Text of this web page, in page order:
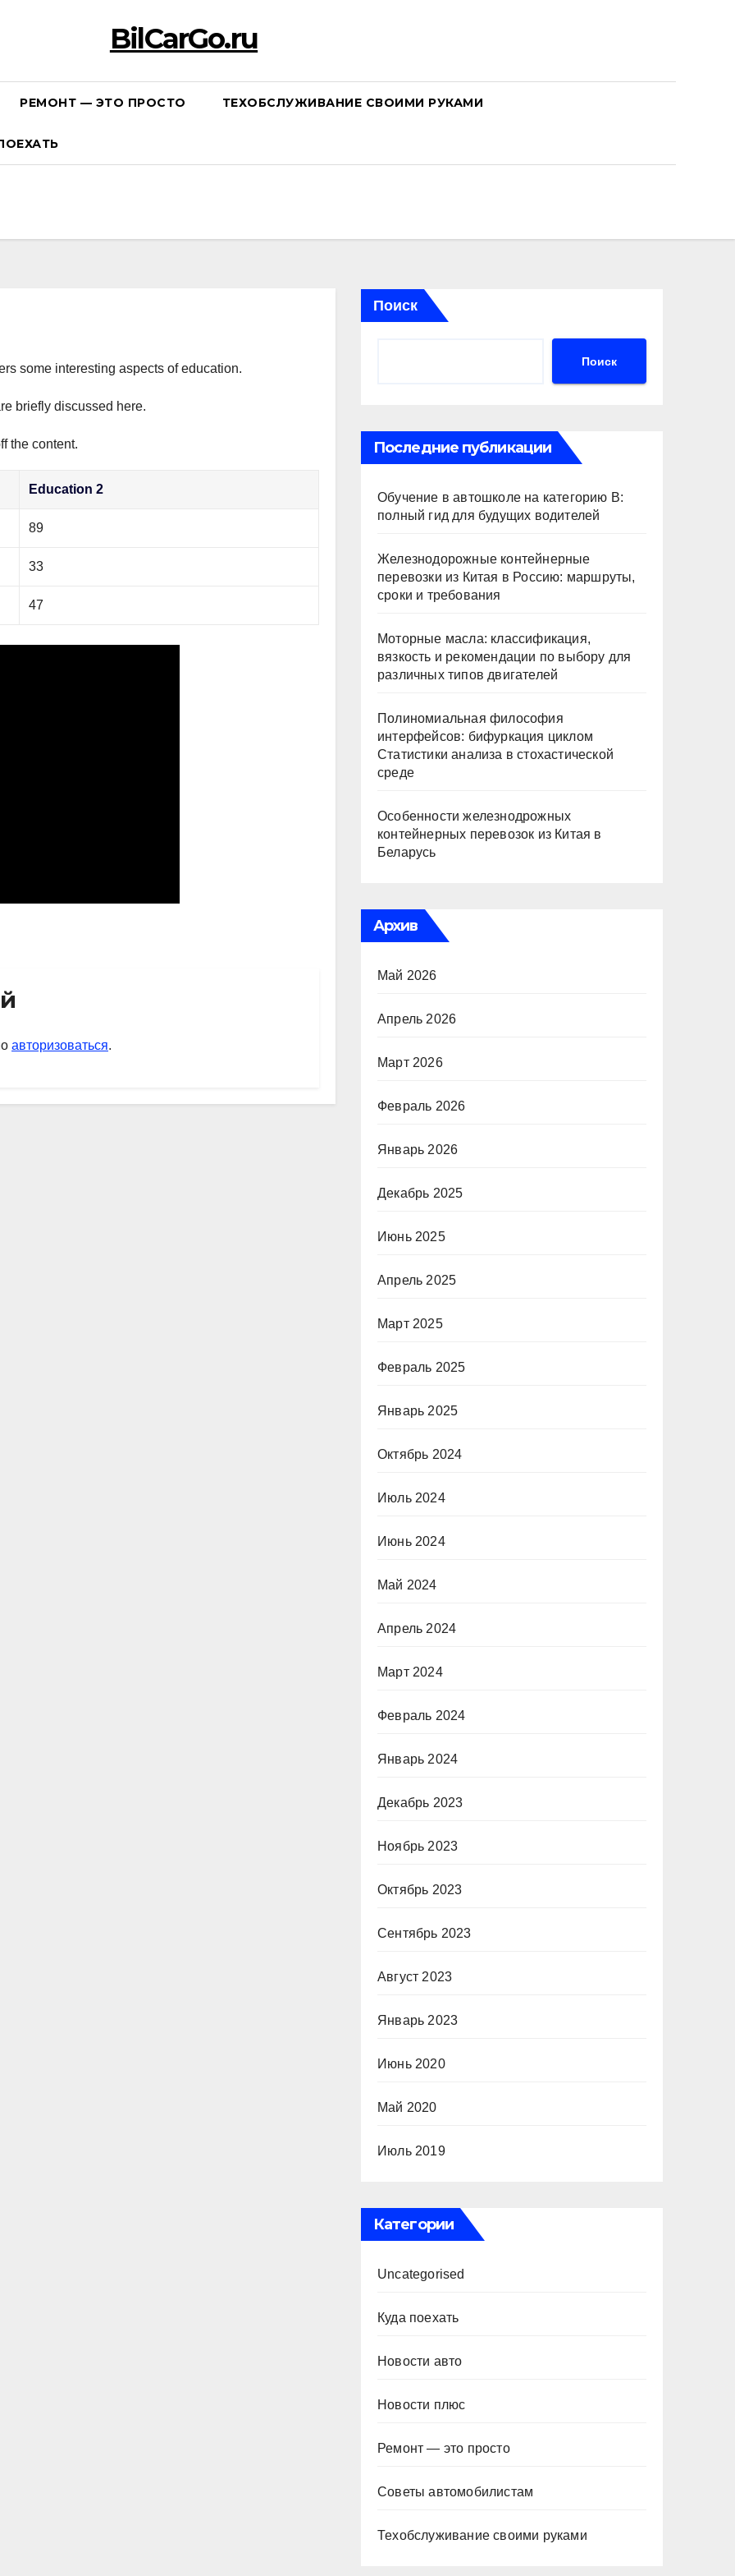
BilCarGo.ru
РЕМОНТ — ЭТО ПРОСТО ТЕХОБСЛУЖИВАНИЕ СВОИМИ РУКАМИ
some interesting aspects of education.
briefly discussed here.
the content.
Education 2
89
33
47
авторизоваться.
Поиск
Поиск
Последние публикации
Обучение в автошколе на категорию В:
полный гид для будущих водителей
Железнодорожные контейнерные
перевозки из Китая в Россию: маршруты,
сроки и требования
Моторные масла: классификация,
вязкость и рекомендации по выбору для
различных типов двигателей
Полиномиальная философия
интерфейсов: бифуркация циклом
Статистики анализа в стохастической
среде
Особенности железнодрожных
контейнерных перевозок из Китая в
Беларусь
Архив
Май 2026
Апрель 2026
Март 2026
Февраль 2026
Январь 2026
Декабрь 2025
Июнь 2025
Апрель 2025
Март 2025
Февраль 2025
Январь 2025
Октябрь 2024
Июль 2024
Июнь 2024
Май 2024
Апрель 2024
Март 2024
Февраль 2024
Январь 2024
Декабрь 2023
Ноябрь 2023
Октябрь 2023
Сентябрь 2023
Август 2023
Январь 2023
Июнь 2020
Май 2020
Июль 2019
Категории
Uncategorised
Куда поехать
Новости авто
Новости плюс
Ремонт — это просто
Советы автомобилистам
Техобслуживание своими руками